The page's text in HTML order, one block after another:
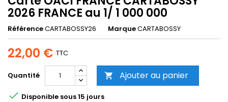
2026 FRANCE au 1/ 1 000 000
RéférenceCARTABOSSY26 MarqueCARTABOSSY
22,00 € TTC
Quantité  Ajouter au panier
 Disponible sous 15 jours